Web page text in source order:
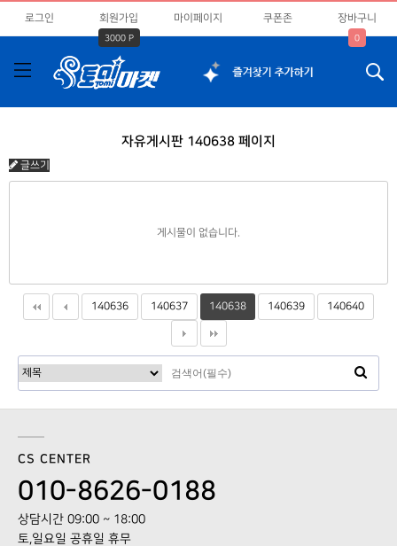
로그인 회원가입
3000 P
마이페이지 쿠폰존 장바구니
0
자유게시판 140638 페이지
글쓰기
게시물이 없습니다.
140636 140637 140638 140639 140640
CS CENTER
010-8626-0188
상담시간 09:00 ~ 18:00
토,일요일 공휴일 휴무